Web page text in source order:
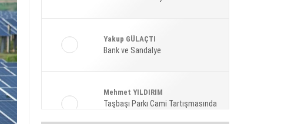
Yakup GÜLAÇTI
Bank ve Sandalye
Mehmet YILDIRIM
Taşbaşı Parkı Cami Tartışmasında